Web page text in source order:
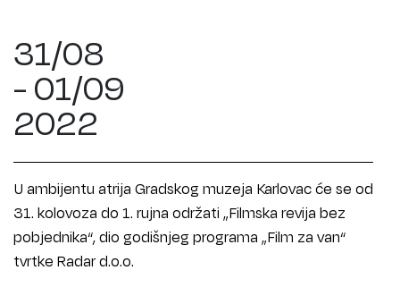
31/08
- 01/09
2022
U ambijentu atrija Gradskog muzeja Karlovac će se od
31. kolovoza do 1. rujna održati „Filmska revija bez
pobjednika“, dio godišnjeg programa „Film za van“
tvrtke Radar d.o.o.